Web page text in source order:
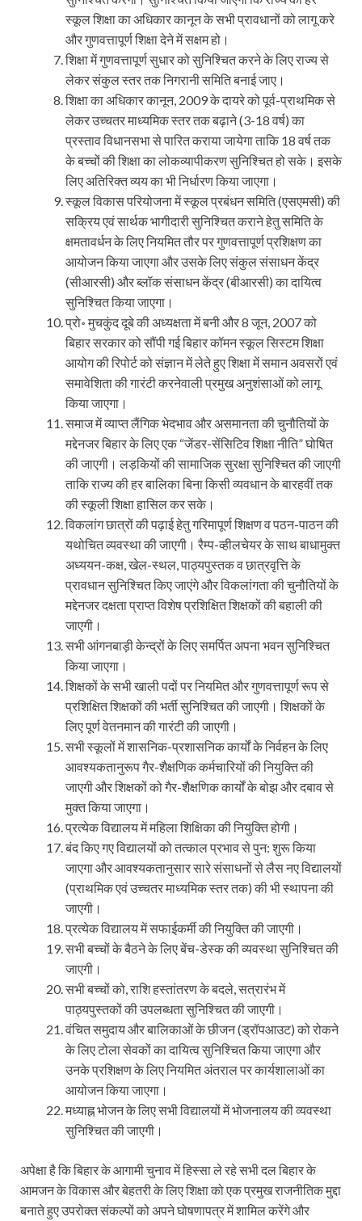
स्कूल शिक्षा का अधिकार कानून के सभी प्रावधानों को लागू करे
और गुणवत्तापूर्ण शिक्षा देने में सक्षम हो।
शिक्षा में गुणवत्तापूर्ण सुधार को सुनिश्चित करने के लिए राज्य से
लेकर संकुल स्तर तक निगरानी समिति बनाई जाए।
शिक्षा का अधिकार कानून, 2009 के दायरे को पूर्व-प्राथमिक से
लेकर उच्चतर माध्यमिक स्तर तक बढ़ाने (3-18 वर्ष) का
प्रस्ताव विधानसभा से पारित कराया जायेगा ताकि 18 वर्ष तक
के बच्चों की शिक्षा का लोकव्यापीकरण सुनिश्चित हो सके। इसके
लिए अतिरिक्त व्यय का भी निर्धारण किया जाएगा।
स्कूल विकास परियोजना में स्कूल प्रबंधन समिति (एसएमसी) की
सक्रिय एवं सार्थक भागीदारी सुनिश्चित कराने हेतु समिति के
क्षमतावर्धन के लिए नियमित तौर पर गुणवत्तापूर्ण प्रशिक्षण का
आयोजन किया जाएगा और उसके लिए संकुल संसाधन केंद्र
(सीआरसी) और ब्लॉक संसाधन केंद्र (बीआरसी) का दायित्व
सुनिश्चित किया जाएगा।
प्रो॰ मुचकुंद दूबे की अध्यक्षता में बनी और 8 जून, 2007 को
बिहार सरकार को सौंपी गई बिहार कॉमन स्कूल सिस्टम शिक्षा
आयोग की रिपोर्ट को संज्ञान में लेते हुए शिक्षा में समान अवसरों एवं
समावेशिता की गारंटी करनेवाली प्रमुख अनुशंसाओं को लागू
किया जाएगा।
समाज में व्याप्त लैंगिक भेदभाव और असमानता की चुनौतियों के
मद्देनजर बिहार के लिए एक “जेंडर-सेंसिटिव शिक्षा नीति” घोषित
की जाएगी। लड़कियों की सामाजिक सुरक्षा सुनिश्चित की जाएगी
ताकि राज्य की हर बालिका बिना किसी व्यवधान के बारहवीं तक
की स्कूली शिक्षा हासिल कर सके।
विकलांग छात्रों की पढ़ाई हेतु गरिमापूर्ण शिक्षण व पठन-पाठन की
यथोचित व्यवस्था की जाएगी। रैम्प-व्हीलचेयर के साथ बाधामुक्त
अध्ययन-कक्ष, खेल-स्थल, पाठ्यपुस्तक व छात्रवृत्ति के
प्रावधान सुनिश्चित किए जाएंगे और विकलांगता की चुनौतियों के
मद्देनजर दक्षता प्राप्त विशेष प्रशिक्षित शिक्षकों की बहाली की
जाएगी।
सभी आंगनबाड़ी केन्द्रों के लिए समर्पित अपना भवन सुनिश्चित
किया जाएगा।
शिक्षकों के सभी खाली पदों पर नियमित और गुणवत्तापूर्ण रूप से
प्रशिक्षित शिक्षकों की भर्ती सुनिश्चित की जाएगी। शिक्षकों के
लिए पूर्ण वेतनमान की गारंटी की जाएगी।
सभी स्कूलों में शासनिक-प्रशासनिक कार्यों के निर्वहन के लिए
आवश्यकतानुरूप गैर-शैक्षणिक कर्मचारियों की नियुक्ति की
जाएगी और शिक्षकों को गैर-शैक्षणिक कार्यों के बोझ और दबाव से
मुक्त किया जाएगा।
प्रत्येक विद्यालय में महिला शिक्षिका की नियुक्ति होगी।
बंद किए गए विद्यालयों को तत्काल प्रभाव से पुन: शुरू किया
जाएगा और आवश्यकतानुसार सारे संसाधनों से लैस नए विद्यालयों
(प्राथमिक एवं उच्चतर माध्यमिक स्तर तक) की भी स्थापना की
जाएगी।
प्रत्येक विद्यालय में सफाईकर्मी की नियुक्ति की जाएगी।
सभी बच्चों के बैठने के लिए बेंच-डेस्क की व्यवस्था सुनिश्चित की
जाएगी।
सभी बच्चों को, राशि हस्तांतरण के बदले, सत्रारंभ में
पाठ्यपुस्तकों की उपलब्धता सुनिश्चित की जाएगी।
वंचित समुदाय और बालिकाओं के छीजन (ड्रॉपआउट) को रोकने
के लिए टोला सेवकों का दायित्व सुनिश्चित किया जाएगा और
उनके प्रशिक्षण के लिए नियमित अंतराल पर कार्यशालाओं का
आयोजन किया जाएगा।
मध्याह्न भोजन के लिए सभी विद्यालयों में भोजनालय की व्यवस्था
सुनिश्चित की जाएगी।
अपेक्षा है कि बिहार के आगामी चुनाव में हिस्सा ले रहे सभी दल बिहार के
आमजन के विकास और बेहतरी के लिए शिक्षा को एक प्रमुख राजनीतिक मुद्दा
बनाते हुए उपरोक्त संकल्पों को अपने घोषणापत्र में शामिल करेंगे और